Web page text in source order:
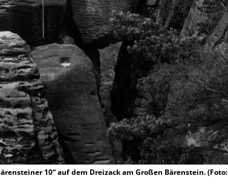
10“ auf dem Dreizack am Großen Bärenstein. (Foto: